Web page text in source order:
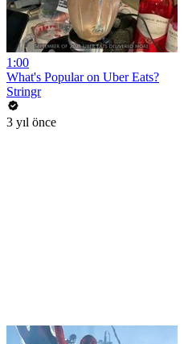
1:00
What's Popular on Uber Eats?
Stringr
3 yıl önce